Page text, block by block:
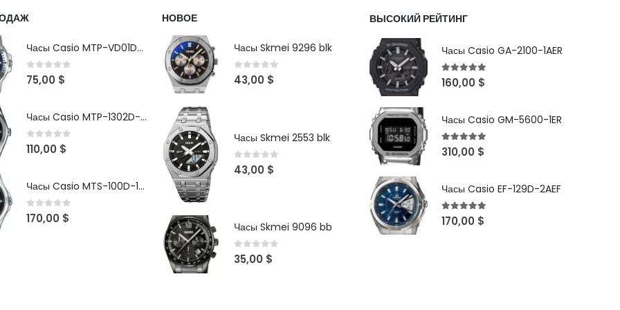
Часы Casio MTP-VD01D-2B
0out of 5
75,00 $
Часы Casio MTP-1302D-1A1VDF
0out of 5
110,00 $
Часы Casio MTS-100D-1AV
0out of 5
170,00 $
НОВОЕ
Часы Skmei 9296 blk
0 out of 5
43,00 $
Часы Skmei 2553 blk
0 out of 5
43,00 $
Часы Skmei 9096 bb
0out of 5
35,00 $
ВЫСОКИЙ РЕЙТИНГ
Часы Casio GA-2100-1AER
5out of 5
160,00 $
Часы Casio GM-5600-1ER
5out of 5
310,00 $
Часы Casio EF-129D-2AEF
5out of 5
170,00 $